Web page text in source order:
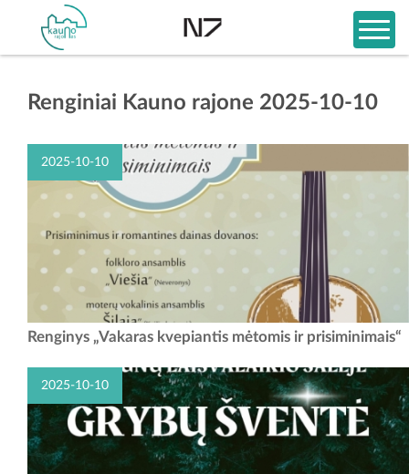
Renginiai Kauno rajone 2025-10-10
2025-10-10
Kviečiame Jus į ypatingą vakarą, skirtą senjorų mėnesiui paminėti,
Neveronių laisvalaikio salė (Kertupio g. 18,...
Renginys „Vakaras kvepiantis mėtomis ir prisiminimais“
2025-10-10